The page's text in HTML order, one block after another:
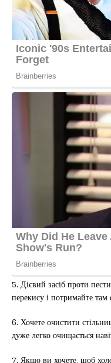
5. Дієвий засіб проти
перекису і потримайте
6. Хочете очистити
дуже легко очищається
7. Якщо ви хочете, щоб